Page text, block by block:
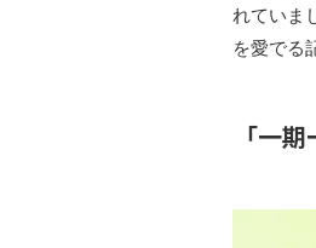
れていま
を愛でる
「一